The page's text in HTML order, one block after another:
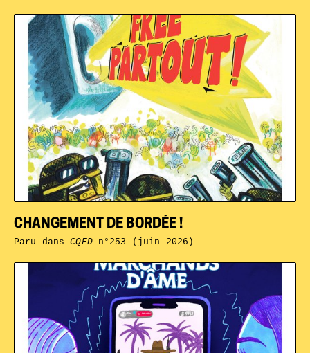
CHANGEMENT DE BORDÉE !
Paru dansCQFDn°253 (juin 2026)